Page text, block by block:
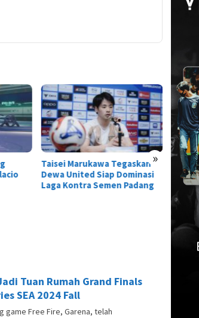
»
Titan Serbu Athanor!
Kolaborasi Arena of Valor x
Attack on Titan Resmi
Tier
Tuan Rumah Grand Finals
SEA 2024 Fall
game Free Fire, Garena, telah